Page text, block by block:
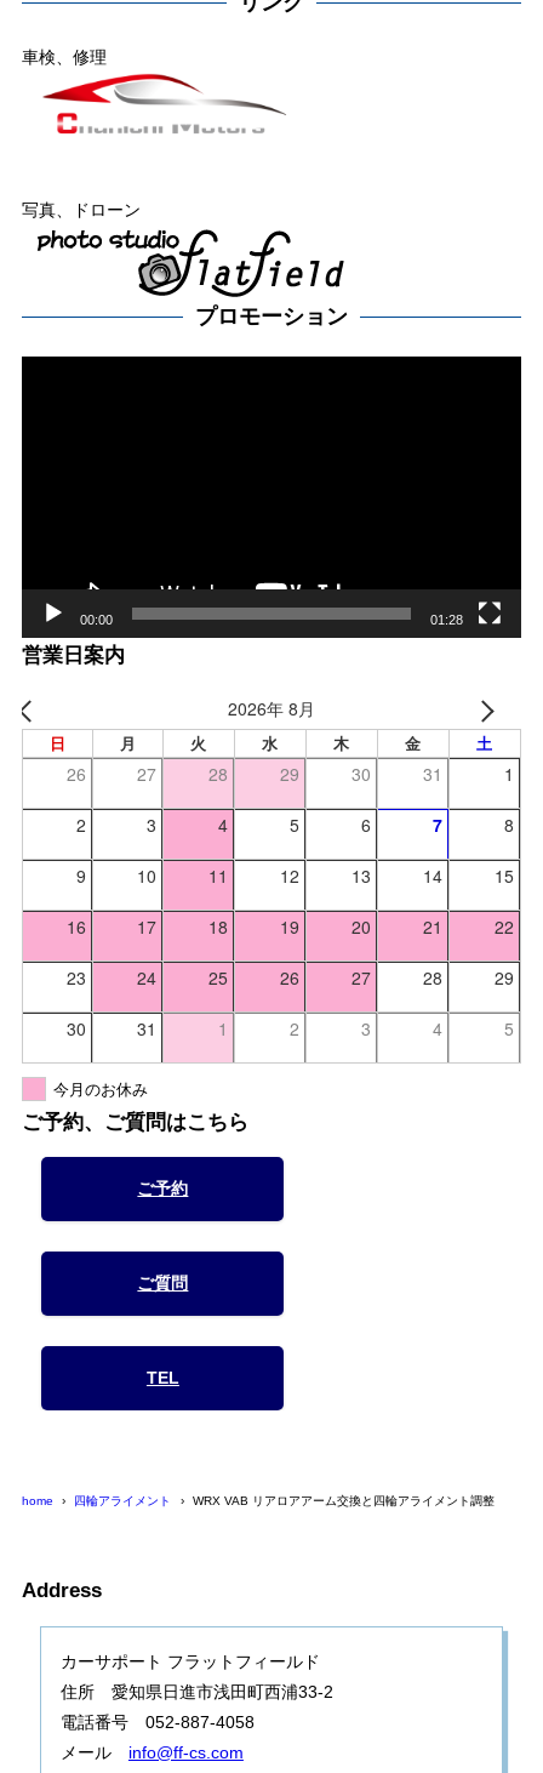
車検、修理
写真、ドローン
プロモーション
00:00 01:28
営業日案内
2026年 8月
日 月 火 水 木 金 土
26 27 28 29 30 31 1
2 3 4 5 6 7 8
9 10 11 12 13 14 15
16 17 18 19 20 21 22
23 24 25 26 27 28 29
30 31 1 2 3 4 5
今月のお休み
ご予約、ご質問はこちら
ご予約
ご質問
TEL
home 四輪アライメント WRX VAB リアロアアーム交換と四輪アライメント調整
Address
カーサポート フラットフィールド
住所 愛知県日進市浅田町西浦33-2
電話番号 052-887-4058
メール info@ff-cs.com